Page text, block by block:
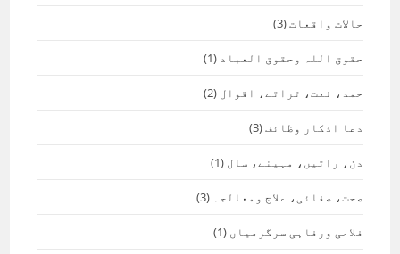
حالات واقعات(3)
حقوق اللہ وحقوق العباد (1)
حمد، نعت، تراتے، اقوال (2)
دعا اذکار وظائف(3)
دن، راتیں، مہینے، سال (1)
صحت، صفائی، علاج ومعالجہ (3)
فلاحی ورفاہی سرگرمیاں (1)